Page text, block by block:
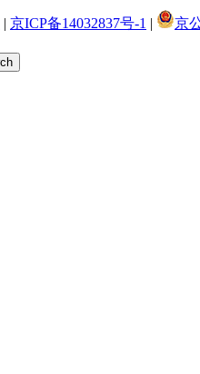
| 京ICP备14032837号-1 |
京